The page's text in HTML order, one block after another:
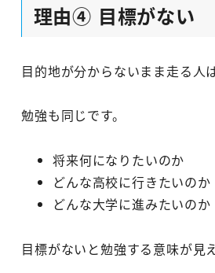
理由④ 目標がない
目的地が分からないまま走る人
勉強も同じです。
将来何になりたいのか
どんな高校に行きたいのか
どんな大学に進みたいのか
目標がないと勉強する意味が見